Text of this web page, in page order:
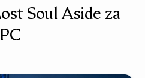
Soul Aside za
PC